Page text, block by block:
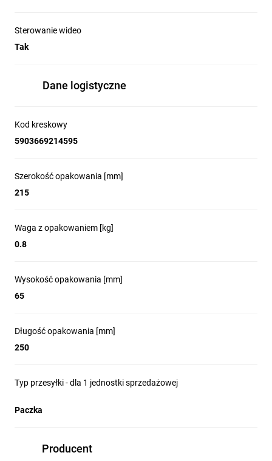
Sterowanie wideo
Tak
Dane logistyczne
Kod kreskowy
5903669214595
Szerokość opakowania [mm]
215
Waga z opakowaniem [kg]
0.8
Wysokość opakowania [mm]
65
Długość opakowania [mm]
250
Typ przesyłki - dla 1 jednostki sprzedażowej
Paczka
Producent